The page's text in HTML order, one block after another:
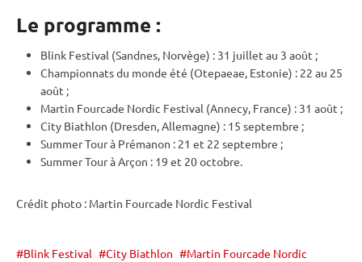
Le programme :
Blink Festival (Sandnes, Norvège) : 31 juillet au 3 août ;
Championnats du monde été (Otepaeae, Estonie) : 22 au 25
août ;
Martin Fourcade Nordic Festival (Annecy, France) : 31 août ;
City Biathlon (Dresden, Allemagne) : 15 septembre ;
Summer Tour à Prémanon : 21 et 22 septembre ;
Summer Tour à Arçon : 19 et 20 octobre.
Crédit photo : Martin Fourcade Nordic Festival
Blink Festival City Biathlon
Martin Fourcade Nordic